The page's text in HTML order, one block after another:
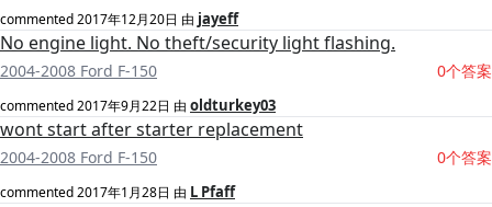
commented2017年12月20日 由 jayeff
No engine light. No theft/security light flashing.
2004-2008 Ford F-150 0个答案
commented2017年9月22日 由 oldturkey03
wont start after starter replacement
2004-2008 Ford F-150 0个答案
commented2017年1月28日 由 L Pfaff